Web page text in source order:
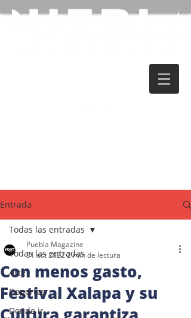
Entrada
Todas las entradas
Arte
Deportes
Donde ir
Todas las entradas
Con menos gasto,
Festival Xalapa y su
Puebla Magazine
31 oct 20222 min de lectura